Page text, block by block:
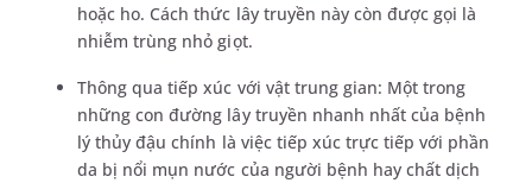
hoặc ho. Cách thức lây truyền này còn được gọi là
nhiễm trùng nhỏ giọt.
Thông qua tiếp xúc với vật trung gian: Một trong
những con đường lây truyền nhanh nhất của bệnh
lý thủy đậu chính là việc tiếp xúc trực tiếp với phần
da bị nổi mụn nước của người bệnh hay chất dịch